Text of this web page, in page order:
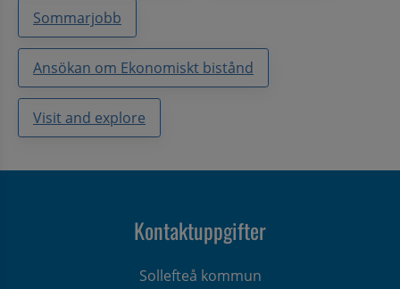
Sommarjobb
Ansökan om Ekonomiskt bistånd
Visit and explore
Kontaktuppgifter
Sollefteå kommun